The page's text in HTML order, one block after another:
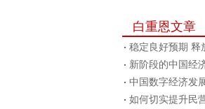
白重恩文章
稳定良好预期 释
新阶段的中国经
中国数字经济发
如何切实提升民